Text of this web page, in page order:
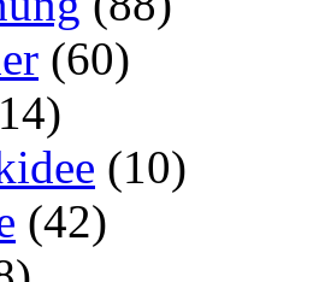
(60)
(10)
(42)